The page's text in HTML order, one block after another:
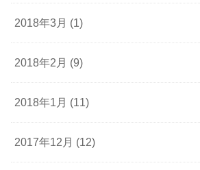
2018年3月 (1)
2018年2月 (9)
2018年1月 (11)
2017年12月 (12)